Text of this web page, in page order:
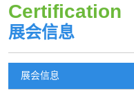
Certification
展会信息
展会信息